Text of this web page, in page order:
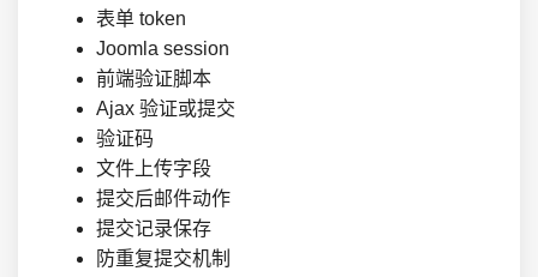
表单 token
Joomla session
前端验证脚本
Ajax 验证或提交
验证码
文件上传字段
提交后邮件动作
提交记录保存
防重复提交机制